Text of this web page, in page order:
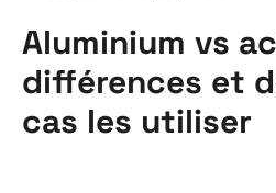
Aluminium vs
différences et
cas les utiliser